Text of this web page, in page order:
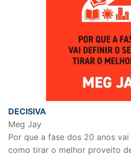
DECISIVA
Meg Jay
Por que a fase dos 20 anos
como tirar o melhor proveito